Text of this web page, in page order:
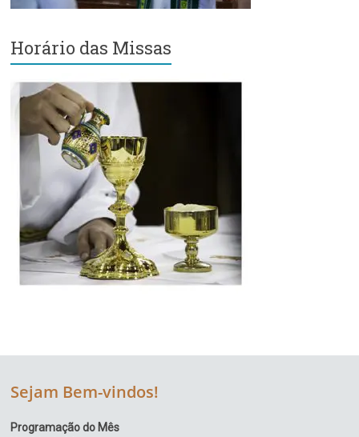
Setor
Retiro
Horário das Missas
Sejam Bem-vindos!
Programação do Mês